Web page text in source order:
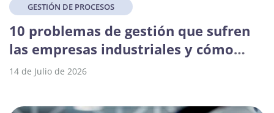
GESTIÓN DE PROCESOS
10 problemas de gestión que sufren
las empresas industriales y cómo
superarlos
14 de Julio de 2026